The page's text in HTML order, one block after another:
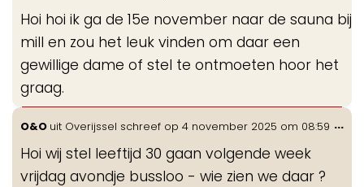
Hoi hoi ik ga de 15e november naar de sauna bij
mill en zou het leuk vinden om daar een
gewillige dame of stel te ontmoeten hoor het
graag.
O&O uit Overijssel schreef op 4 november 2025 om 08:59
Hoi wij stel leeftijd 30 gaan volgende week
vrijdag avondje bussloo - wie zien we daar ?
...